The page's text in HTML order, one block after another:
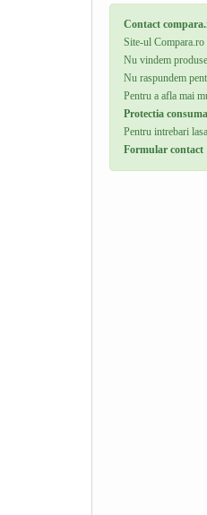
Contact
Site-ul
Nu vindem
Nu raspundem
Pentru a afla mai
Protectia
Pentru intrebari
Formular contact